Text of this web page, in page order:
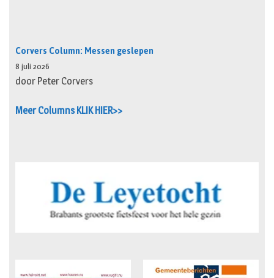
Corvers Column: Messen geslepen
8 juli 2026
door Peter Corvers
Meer Columns KLIK HIER>>